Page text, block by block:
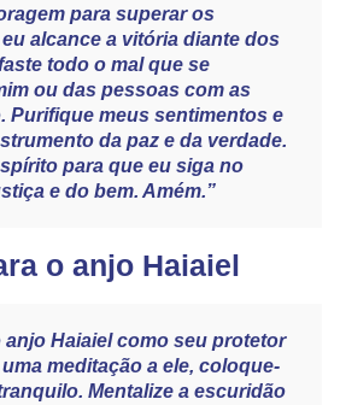
para superar os
alcance a vitória diante dos
todo o mal que se
ou das pessoas com as
Purifique meus sentimentos e
da paz e da verdade.
para que eu siga no
e do bem. Amém.”
o anjo Haiaiel
anjo Haiaiel como seu protetor
meditação a ele, coloque-
Mentalize a escuridão